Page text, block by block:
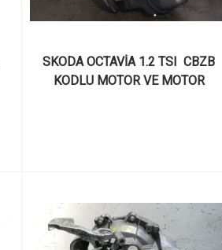
SKODA OCTAVİA 1.2 TSI  CBZB
KODLU MOTOR VE MOTOR